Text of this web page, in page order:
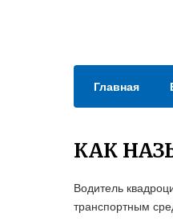
Главная
КАК
Водитель
транспортным